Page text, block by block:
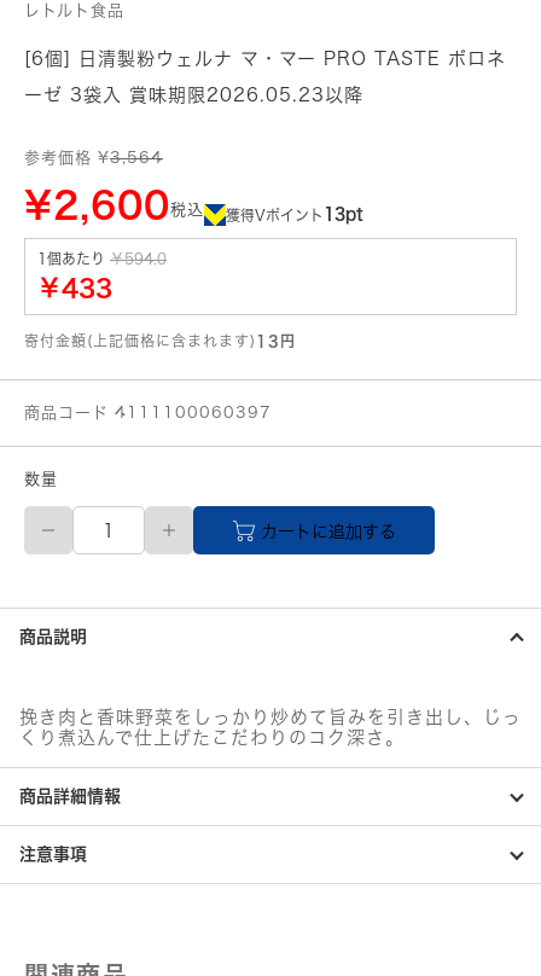
レトルト食品
[6個] 日清製粉ウェルナ マ・マー PRO TASTE ボロネ
ーゼ 3袋入 賞味期限2026.05.23以降
参考価格 ¥3,564
¥2,600税込 獲得Vポイント 13pt
1個あたり ￥594.0
￥433
寄付金額(上記価格に含まれます) 13円
商品コード 4111100060397
数量
日
製
ウ
ェ
ル
マ
ー
ボ
ロ
ネ
ー
ゼ
カートに追加する
商品説明
挽き肉と香味野菜をしっかり炒めて旨みを引き出し、じっ
くり煮込んで仕上げたこだわりのコク深さ。
商品詳細情報
注意事項